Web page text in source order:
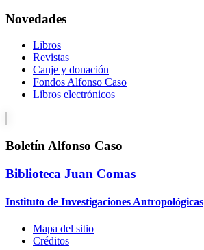
Novedades
Libros
Revistas
Canje y donación
Fondos Alfonso Caso
Libros electrónicos
Boletín Alfonso Caso
Biblioteca Juan Comas
Instituto de Investigaciones Antropológicas
Mapa del sitio
Créditos